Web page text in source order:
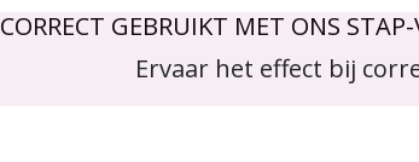
CORRECT GEBRUIKT MET ONS
Ervaar het effect bij